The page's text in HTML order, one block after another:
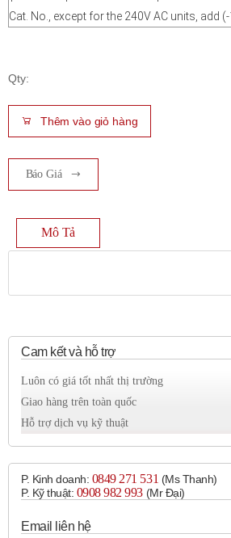
Cat. No., except for the 240V AC units, add (-
Qty:
Thêm vào giỏ hàng
Báo Giá
Mô Tả
Cam kết và hỗ trợ
Luôn có giá tốt nhất thị trường
Giao hàng trên toàn quốc
Hỗ trợ dịch vụ kỹ thuật
P. Kinh doanh: 0849 271 531 (Ms Thanh)
P. Kỹ thuật: 0908 982 993​ (Mr Đại)
Email liên hệ